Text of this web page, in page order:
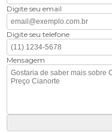
Digite seu email
Digite seu telefone
Mensagem